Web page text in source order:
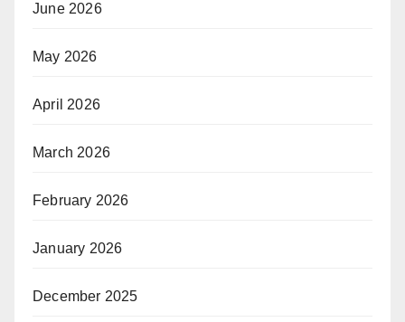
June 2026
May 2026
April 2026
March 2026
February 2026
January 2026
December 2025